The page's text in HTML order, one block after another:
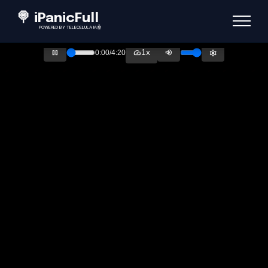
🍭 iPanicFull
POWERED BY TELECÉLULA IA🤖
Como Usar o site!
pause 0:00/4:20 speed1x volume_up settings